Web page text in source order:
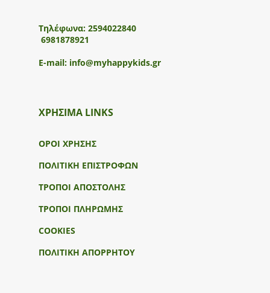
Τηλέφωνα: 2594022840
6981878921
E-mail: info@myhappykids.gr
ΧΡΗΣΙΜΑ LINKS
ΟΡΟΙ ΧΡΗΣΗΣ
ΠΟΛΙΤΙΚΗ ΕΠΙΣΤΡΟΦΩΝ
ΤΡΟΠΟΙ ΑΠΟΣΤΟΛΗΣ
ΤΡΟΠΟΙ ΠΛΗΡΩΜΗΣ
COOKIES
ΠΟΛΙΤΙΚΗ ΑΠΟΡΡΗΤΟΥ